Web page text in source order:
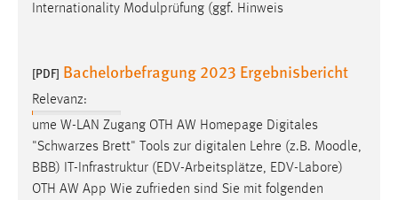
Internationality Modulprüfung (ggf. Hinweis
[PDF] Bachelorbefragung 2023 Ergebnisbericht
Relevanz:
ume W-LAN Zugang OTH AW Homepage Digitales
"Schwarzes Brett" Tools zur digitalen Lehre (z.B. Moodle,
BBB) IT-Infrastruktur (EDV-Arbeitsplätze, EDV-Labore)
OTH AW App Wie zufrieden sind Sie mit folgenden